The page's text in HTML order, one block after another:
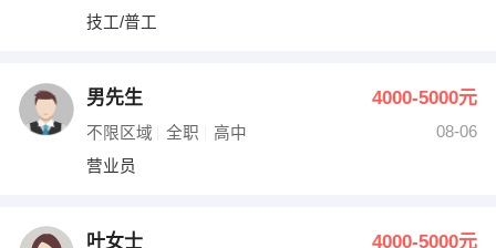
技工/普工
男先生 4000-5000元
不限区域 全职 高中
08-06
营业员
叶女士 4000-5000元